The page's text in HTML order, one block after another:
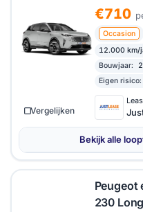
€710
Occasion
12.000 km/
Bouwjaar:
Eigen risico:
Vergelijken
Bekijk alle
Peugeot
230